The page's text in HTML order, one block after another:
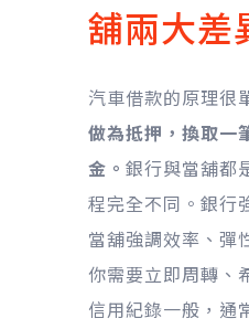
舖兩大差
汽車借款的原理很
做為抵押，換取一
金。 銀行與當舖都
程完全不同。銀行
當舖強調效率、彈
你需要立即周轉、
信用紀錄一般，通